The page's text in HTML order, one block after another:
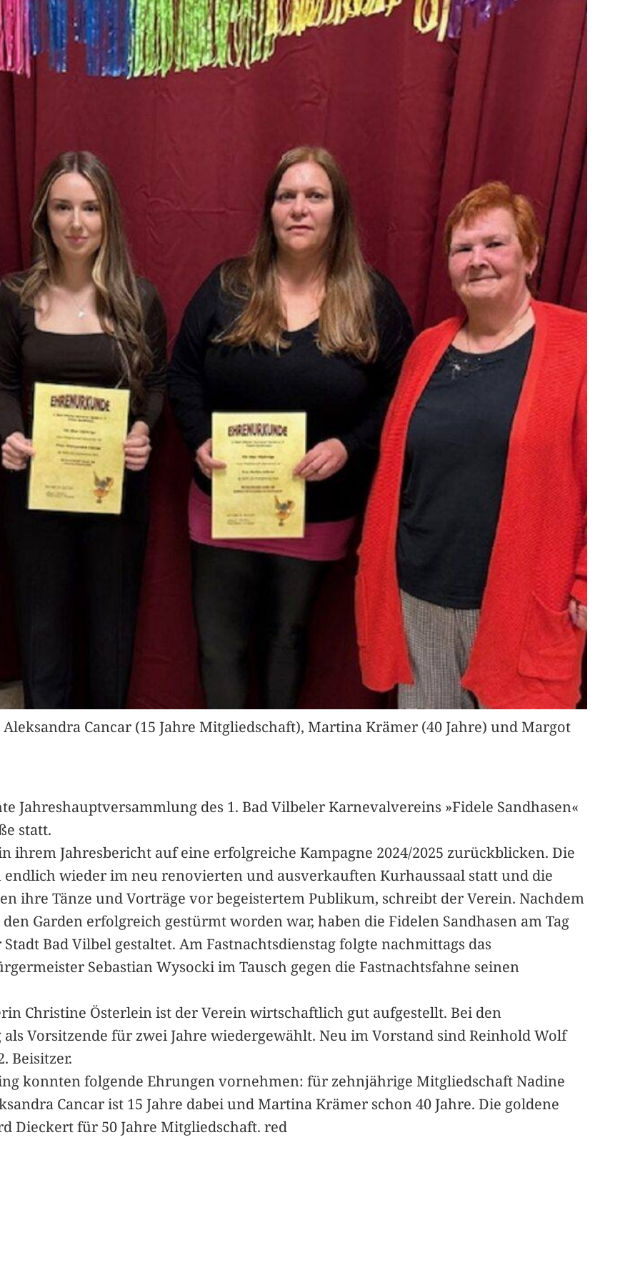
Cancar (15 Jahre Mitgliedschaft), Martina Krämer (40 Jahre) und Margot
Jahreshauptversammlung des 1. Bad Vilbeler Karnevalvereins »Fidele Sandhasen«
statt.
ihrem Jahresbericht auf eine erfolgreiche Kampagne 2024/2025 zurückblicken. Die
wieder im neu renovierten und ausverkauften Kurhaussaal statt und die
ihre Tänze und Vorträge vor begeistertem Publikum, schreibt der Verein. Nachdem
Garden erfolgreich gestürmt worden war, haben die Fidelen Sandhasen am Tag
Bad Vilbel gestaltet. Am Fastnachtsdienstag folgte nachmittags das
Sebastian Wysocki im Tausch gegen die Fastnachtsfahne seinen
Christine Österlein ist der Verein wirtschaftlich gut aufgestellt. Bei den
Vorsitzende für zwei Jahre wiedergewählt. Neu im Vorstand sind Reinhold Wolf
Beisitzer.
konnten folgende Ehrungen vornehmen: für zehnjährige Mitgliedschaft Nadine
Cancar ist 15 Jahre dabei und Martina Krämer schon 40 Jahre. Die goldene
Dieckert für 50 Jahre Mitgliedschaft. red